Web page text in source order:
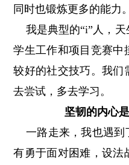
同时也锻炼更多的能力。
我是典型的“i”人，天
学生工作和项目竞赛中
较好的社交技巧。我们
去尝试，多去学习。
坚韧的内心
一路走来，我也遇到
有勇于面对困难，设法